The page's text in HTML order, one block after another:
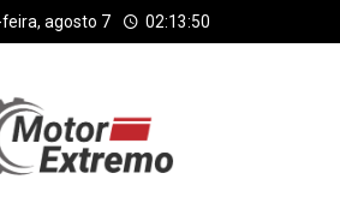
agosto 7 02:13:51